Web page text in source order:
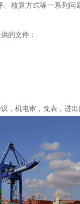
、核算方式等一系列问
的文件：
，机电审，免表，进出